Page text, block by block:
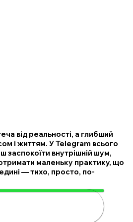
від реальності, а глибший
і життям. У Telegram всього
заспокоїти внутрішній шум,
отримати маленьку практику, що
— тихо, просто, по-
духовність за 4